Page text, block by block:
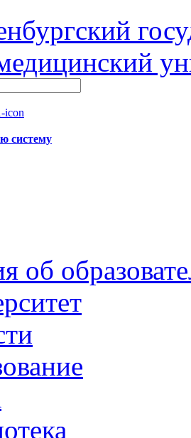
систему
об